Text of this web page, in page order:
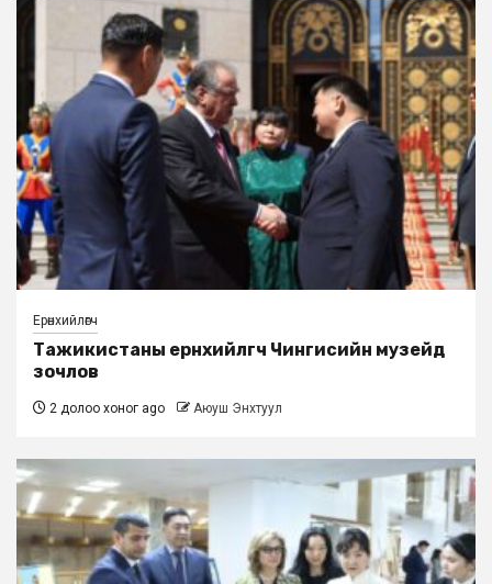
Ерөнхийлөгч
Тажикистаны ерөнхийлөгч Чингисийн музейд
зочлов
2 долоо хоног ago Аюуш Энхтуул